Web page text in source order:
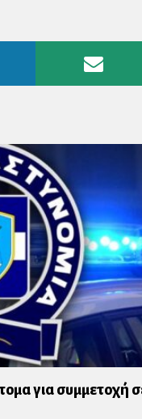
για συμμετοχή